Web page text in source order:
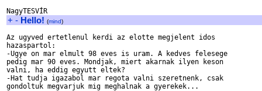
+ - Hello! (mind)
Az ugyved ertetlenul kerdi az elotte megjelent idos
hazaspartol:
-Ugye on mar elmult 98 eves is uram. A kedves felesege
pedig mar 90 eves. Mondjak, miert akarnak ilyen keson
valni, ha eddig egyutt eltek?
-Hat tudja igazabol mar regota valni szeretnenk, csak
gondoltuk megvarjuk mig meghalnak a gyerekek...